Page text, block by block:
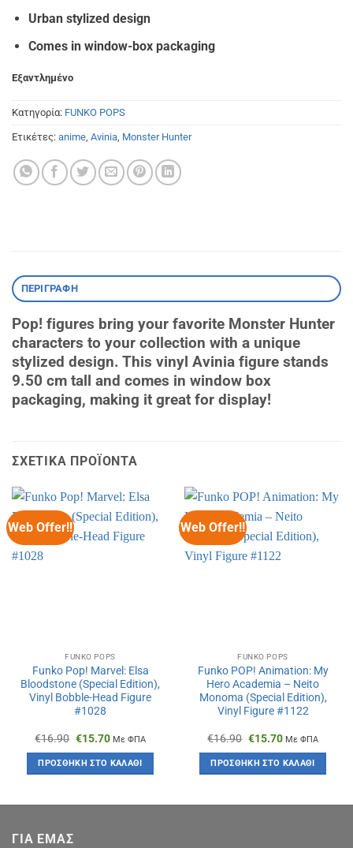
Urban stylized design
Comes in window-box packaging
Εξαντλημένο
Κατηγορία: FUNKO POPS
Ετικέτες: anime, Avinia, Monster Hunter
ΠΕΡΙΓΡΑΦΉ
Pop! figures bring your favorite Monster Hunter
characters to your collection with a unique
stylized design. This vinyl Avinia figure stands
9.50 cm tall and comes in window box
packaging, making it great for display!
ΣΧΕΤΙΚΆ ΠΡΟΪΌΝΤΑ
Web Offer!!
FUNKO POPS
Funko Pop! Marvel: Elsa
Bloodstone (Special Edition),
Vinyl Bobble-Head Figure
#1028
€16.90 Original
was:
€16.90.
€15.70Η
τιμή
είναι:
€15.70.
Με ΦΠΑ
ΠΡΟΣΘΉΚΗ ΣΤΟ ΚΑΛΆΘΙ
Web Offer!!
FUNKO POPS
Funko POP! Animation: My
Hero Academia – Neito
Monoma (Special Edition),
Vinyl Figure #1122
€16.90 Original
was:
€16.90.
€15.70Η
τιμή
είναι:
€15.70.
Με ΦΠΑ
ΠΡΟΣΘΉΚΗ ΣΤΟ ΚΑΛΆΘΙ
ΓΙΑ ΕΜΑΣ